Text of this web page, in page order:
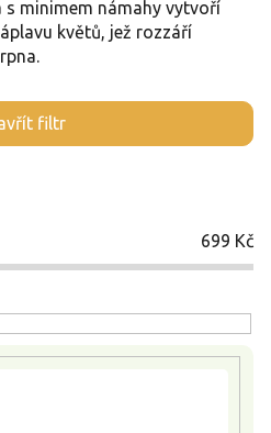
s minimem námahy vytvoří
květů, jež rozzáří
filtr
699 Kč